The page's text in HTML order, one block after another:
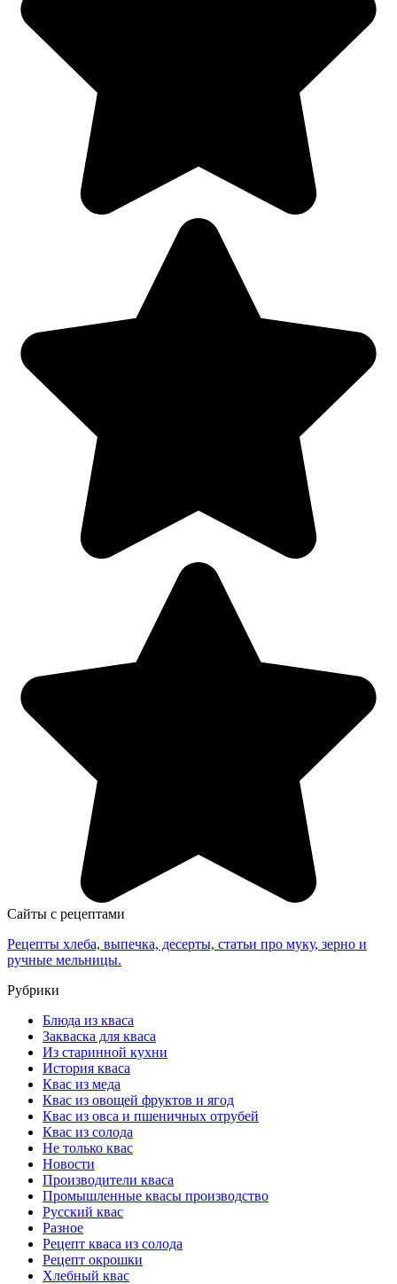
Сайты с рецептами
Рецепты хлеба, выпечка, десерты, статьи про муку, зерно и
ручные мельницы.
Рубрики
Блюда из кваса
Закваска для кваса
Из старинной кухни
История кваса
Квас из меда
Квас из овощей фруктов и ягод
Квас из овса и пшеничных отрубей
Квас из солода
Не только квас
Новости
Производители кваса
Промышленные квасы производство
Русский квас
Разное
Рецепт кваса из солода
Рецепт окрошки
Хлебный квас